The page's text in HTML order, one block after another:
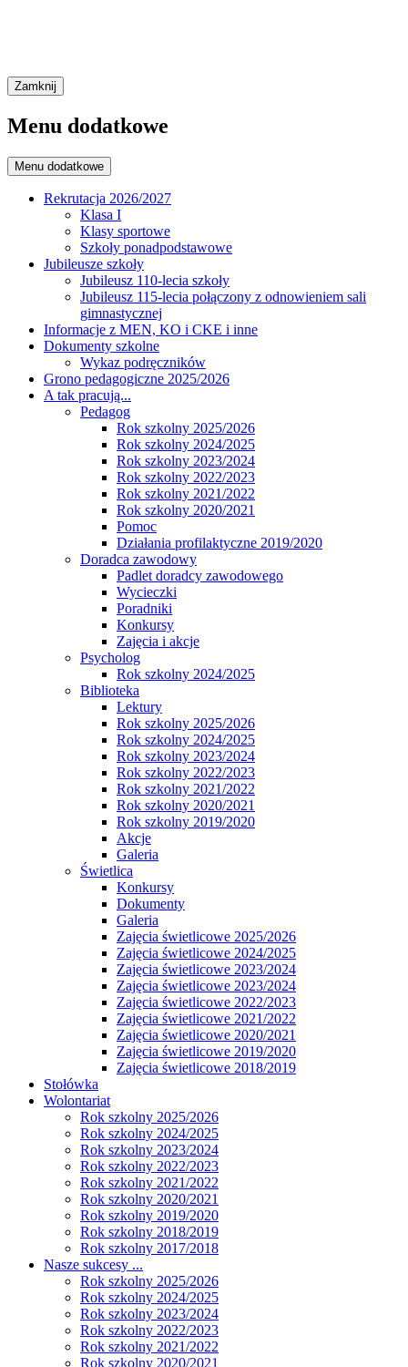
Zamknij
Menu dodatkowe
Menu dodatkowe
Rekrutacja 2026/2027
Klasa I
Klasy sportowe
Szkoły ponadpodstawowe
Jubileusze szkoły
Jubileusz 110-lecia szkoły
Jubileusz 115-lecia połączony z odnowieniem sali
gimnastycznej
Informacje z MEN, KO i CKE i inne
Dokumenty szkolne
Wykaz podręczników
Grono pedagogiczne 2025/2026
A tak pracują...
Pedagog
Rok szkolny 2025/2026
Rok szkolny 2024/2025
Rok szkolny 2023/2024
Rok szkolny 2022/2023
Rok szkolny 2021/2022
Rok szkolny 2020/2021
Pomoc
Działania profilaktyczne 2019/2020
Doradca zawodowy
Padlet doradcy zawodowego
Wycieczki
Poradniki
Konkursy
Zajęcia i akcje
Psycholog
Rok szkolny 2024/2025
Biblioteka
Lektury
Rok szkolny 2025/2026
Rok szkolny 2024/2025
Rok szkolny 2023/2024
Rok szkolny 2022/2023
Rok szkolny 2021/2022
Rok szkolny 2020/2021
Rok szkolny 2019/2020
Akcje
Galeria
Świetlica
Konkursy
Dokumenty
Galeria
Zajęcia świetlicowe 2025/2026
Zajęcia świetlicowe 2024/2025
Zajęcia świetlicowe 2023/2024
Zajęcia świetlicowe 2023/2024
Zajęcia świetlicowe 2022/2023
Zajęcia świetlicowe 2021/2022
Zajęcia świetlicowe 2020/2021
Zajęcia świetlicowe 2019/2020
Zajęcia świetlicowe 2018/2019
Stołówka
Wolontariat
Rok szkolny 2025/2026
Rok szkolny 2024/2025
Rok szkolny 2023/2024
Rok szkolny 2022/2023
Rok szkolny 2021/2022
Rok szkolny 2020/2021
Rok szkolny 2019/2020
Rok szkolny 2018/2019
Rok szkolny 2017/2018
Nasze sukcesy ...
Rok szkolny 2025/2026
Rok szkolny 2024/2025
Rok szkolny 2023/2024
Rok szkolny 2022/2023
Rok szkolny 2021/2022
Rok szkolny 2020/2021